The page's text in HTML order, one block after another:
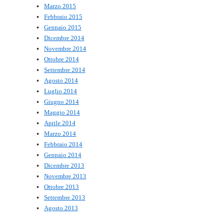
Marzo 2015
Febbraio 2015
Gennaio 2015
Dicembre 2014
Novembre 2014
Ottobre 2014
Settembre 2014
Agosto 2014
Luglio 2014
Giugno 2014
Maggio 2014
Aprile 2014
Marzo 2014
Febbraio 2014
Gennaio 2014
Dicembre 2013
Novembre 2013
Ottobre 2013
Settembre 2013
Agosto 2013